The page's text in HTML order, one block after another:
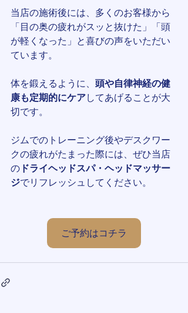
当店の施術後には、多くのお客様から
「目の奥の疲れがスッと抜けた」「頭
が軽くなった」と喜びの声をいただい
ています。
体を鍛えるように、 頭や自律神経の健
康も定期的にケアしてあげることが大
切です。
ジムでのトレーニング後やデスクワー
クの疲れがたまった際には、ぜひ当店
の ドライヘッドスパ・ヘッドマッサー
ジでリフレッシュしてください。
ご予約はコチラ